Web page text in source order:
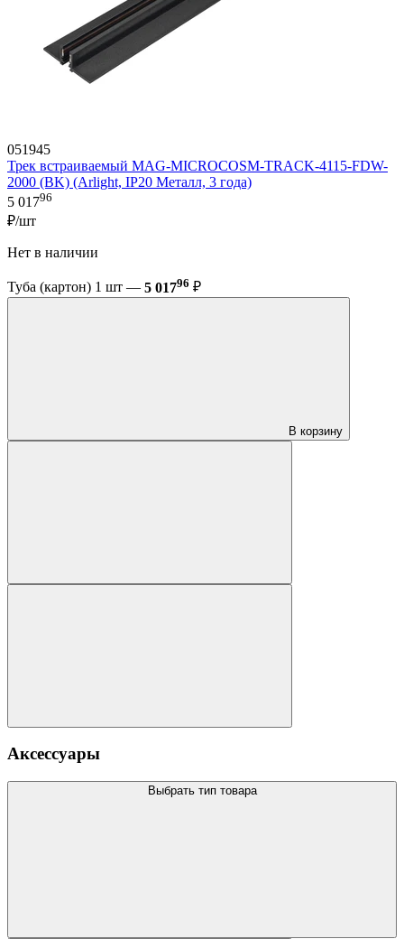
051945
Трек встраиваемый MAG-MICROCOSM-TRACK-4115-FDW-
2000 (BK) (Arlight, IP20 Металл, 3 года)
5 01796
₽/шт
Нет в наличии
Туба (картон) 1 шт — 5 01796 ₽
В корзину
Аксессуары
Выбрать тип товара